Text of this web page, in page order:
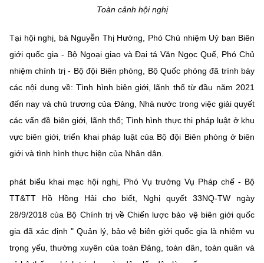
BỘ KHOA HỌC VÀ CÔNG NGHỆ
MINISTRY OF SCIENCE AND TECHNOLOGY
Điều khoản sử dụng Theo dõi MST: Góp ý
Cơ quan chủ quản: Bộ Khoa học và Công nghệ (MST)
Giám đốc Trung tâm Truyền thông Khoa học và Công nghệ.
Liên hệ
Địa chỉ: Ban Biên tập Cổng TTĐT - 18 Nguyễn Du, TP. Hà Nội
Điện thoại: 024 3936 9506
©2026 Bản quyền thuộc Bộ Khoa Học và Công Nghệ
Toàn cảnh hội nghị
Tại hội nghị, bà Nguyễn Thị Hường, Phó Chủ nhiệm Uỷ ban Biên
giới quốc gia - Bộ Ngoại giao và Đại tá Văn Ngọc Quế, Phó Chủ
nhiệm chính trị - Bộ đội Biên phòng, Bộ Quốc phòng đã trình bày
các nội dung về: Tình hình biên giới, lãnh thổ từ đầu năm 2021
đến nay và chủ trương của Đảng, Nhà nước trong việc giải quyết
các vấn đề biên giới, lãnh thổ; Tình hình thực thi pháp luật ở khu
vực biên giới, triển khai pháp luật của Bộ đội Biên phòng ở biên
giới và tình hình thực hiện của Nhân dân.
phát biểu khai mạc hội nghị, Phó Vụ trưởng Vụ Pháp chế - Bộ
TT&TT Hồ Hồng Hải cho biết, Nghị quyết 33NQ-TW ngày
28/9/2018 của Bộ Chính trị về Chiến lược bảo vệ biên giới quốc
gia đã xác định " Quản lý, bảo vệ biên giới quốc gia là nhiệm vụ
trọng yếu, thường xuyên của toàn Đảng, toàn dân, toàn quân và